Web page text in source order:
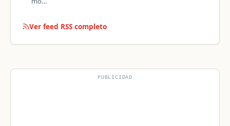
Ver feed RSS completo
PUBLICIDAD